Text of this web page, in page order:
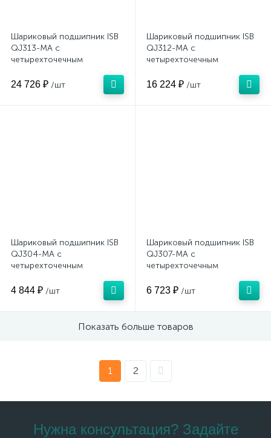
Шариковый подшипник ISB
QJ313-MA с
четырехточечным
24 726 ₽ /шт
Шариковый подшипник ISB
QJ312-MA с
четырехточечным
16 224 ₽ /шт
Шариковый подшипник ISB
QJ304-MA с
четырехточечным
4 844 ₽ /шт
Шариковый подшипник ISB
QJ307-MA с
четырехточечным
6 723 ₽ /шт
Показать больше товаров
1 2
Нужна консультация? Задайте